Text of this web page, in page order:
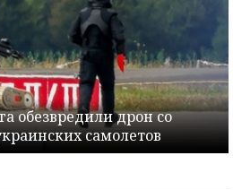
обезвредили дрон со
самолетов